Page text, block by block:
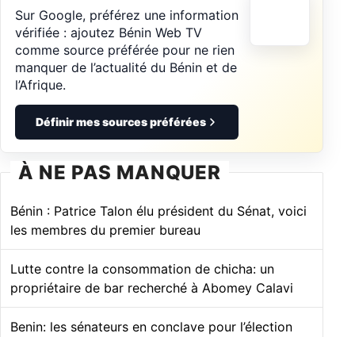
Sur Google, préférez une information
vérifiée : ajoutez Bénin Web TV
comme source préférée pour ne rien
manquer de l’actualité du Bénin et de
l’Afrique.
Définir mes sources préférées
À NE PAS MANQUER
Bénin : Patrice Talon élu président du Sénat, voici
les membres du premier bureau
Lutte contre la consommation de chicha: un
propriétaire de bar recherché à Abomey Calavi
Benin: les sénateurs en conclave pour l’élection